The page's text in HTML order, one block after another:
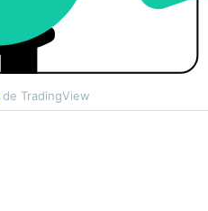
de TradingView